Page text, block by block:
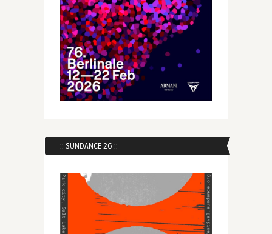
:: SUNDANCE 26 ::